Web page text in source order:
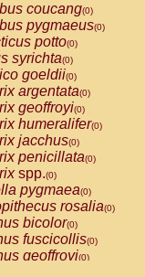
coucang(0)
pygmaeus(0)
potto(0)
syrichta(0)
goeldii(0)
argentata(0)
geoffroyi(0)
humeralifer(0)
jacchus(0)
penicillata(0)
spp.(0)
pygmaea(0)
rosalia(0)
bicolor(0)
fuscicollis(0)
geoffroyi(0)